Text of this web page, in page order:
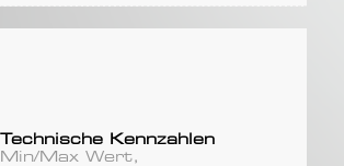
Technische Kennzahlen
Min/Max Wert,